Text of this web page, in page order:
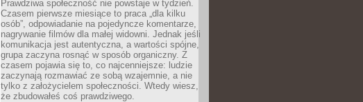
Prawdziwa społeczność nie powstaje w tydzień.
Czasem pierwsze miesiące to praca „dla kilku
osób”, odpowiadanie na pojedyncze komentarze,
nagrywanie filmów dla małej widowni. Jednak jeśli
komunikacja jest autentyczna, a wartości spójne,
grupa zaczyna rosnąć w sposób organiczny. Z
czasem pojawia się to, co najcenniejsze: ludzie
zaczynają rozmawiać ze sobą wzajemnie, a nie
tylko z założycielem społeczności. Wtedy wiesz,
że zbudowałeś coś prawdziwego.